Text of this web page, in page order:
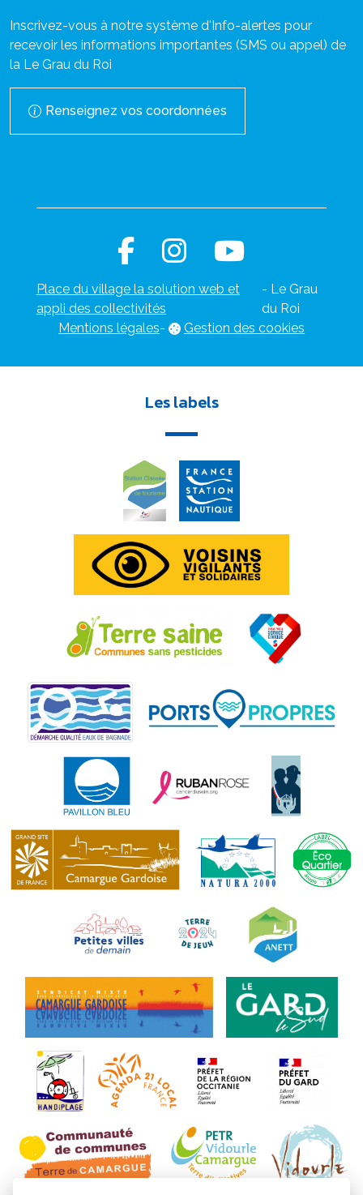
Inscrivez-vous à notre système d'Info-alertes pour
recevoir les informations importantes (SMS ou appel) de
la Le Grau du Roi
Renseignez vos coordonnées
Place du village la solution web et
appli des collectivités
- Le Grau
du Roi
Mentions légales- Gestion des cookies
Les labels